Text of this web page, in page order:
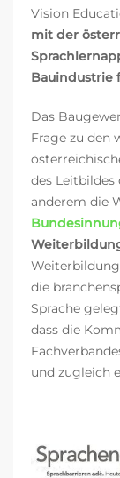
Vision
mit der
Bauindustrie
Das
Frage zu den
des
anderem die
die
Sprache
dass die
und zugleich